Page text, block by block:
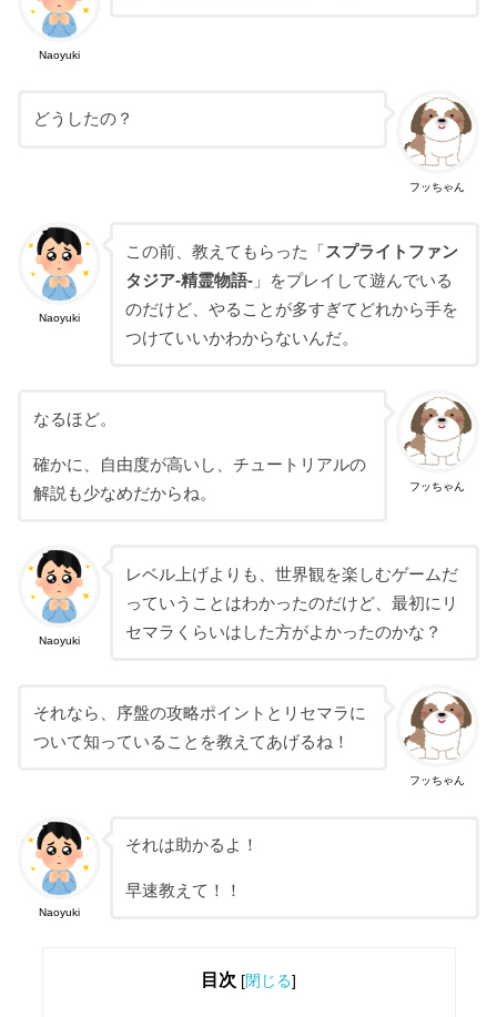
Naoyuki
フッちゃん
どうしたの？
Naoyuki
この前、教えてもらった「 スプライトファン
タジア-精霊物語-」をプレイして遊んでいる
のだけど、やることが多すぎてどれから手を
つけていいかわからないんだ。
フッちゃん
なるほど。
確かに、自由度が高いし、チュートリアルの
解説も少なめだからね。
Naoyuki
レベル上げよりも、世界観を楽しむゲームだ
っていうことはわかったのだけど、最初にリ
セマラくらいはした方がよかったのかな？
フッちゃん
それなら、序盤の攻略ポイントとリセマラに
ついて知っていることを教えてあげるね！
Naoyuki
それは助かるよ！
早速教えて！！
目次 [閉じる]